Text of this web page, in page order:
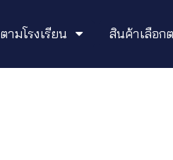
ามโรงเรียน สินค้าเลือก